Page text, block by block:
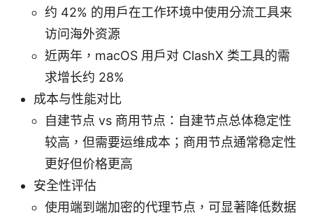
约 42% 的用户在工作环境中使用分流工具来
访问海外资源
近两年，macOS 用户对 ClashX 类工具的需
求增长约 28%
成本与性能对比
自建节点 vs 商用节点：自建节点总体稳定性
较高，但需要运维成本；商用节点通常稳定性
更好但价格更高
安全性评估
使用端到端加密的代理节点，可显著降低数据